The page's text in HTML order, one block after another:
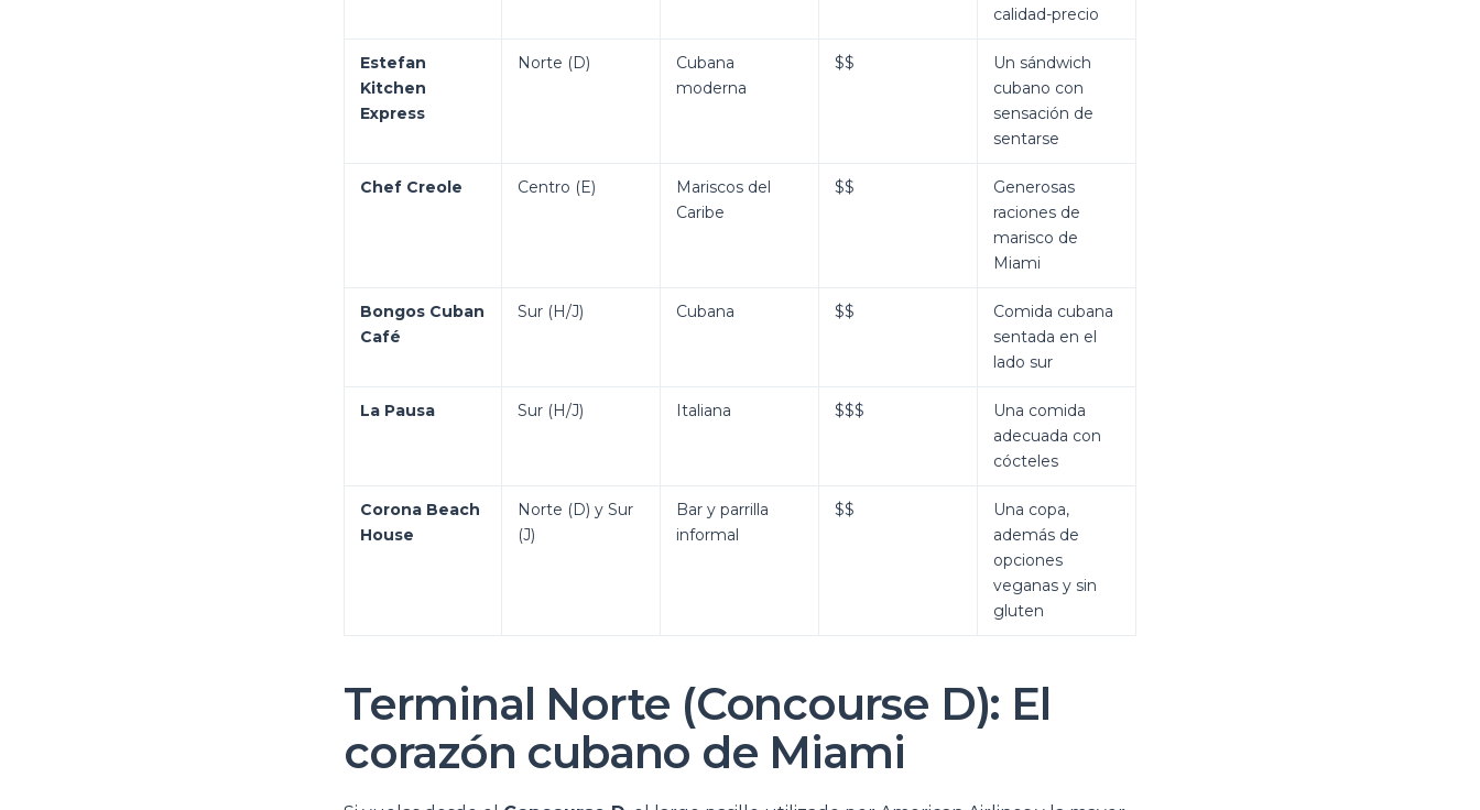
calidad-precio
Estefan
Kitchen
Express
Norte (D)
Cubana
moderna
$$
Un sándwich
cubano con
sensación de
sentarse
Chef Creole Centro (E)
Mariscos del
Caribe
$$
Generosas
raciones de
marisco de
Miami
Bongos Cuban
Café
Sur (H/J) Cubana $$
Comida cubana
sentada en el
lado sur
La Pausa Sur (H/J) Italiana $$$
Una comida
adecuada con
cócteles
Corona Beach
House
Norte (D) y Sur
(J)
Bar y parrilla
informal
$$
Una copa,
además de
opciones
veganas y sin
gluten
Terminal Norte (Concourse D): El
corazón cubano de Miami